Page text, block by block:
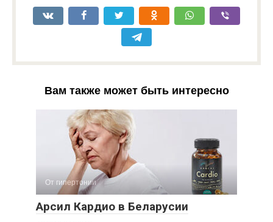
Вам также может быть интересно
От гипертонии
Арсил Кардио в Беларусии